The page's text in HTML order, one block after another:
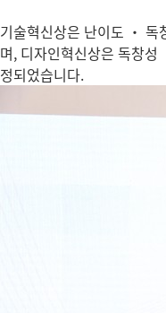
기술혁신상은 난이도 · 독
며, 디자인혁신상은 독창
정되었습니다.